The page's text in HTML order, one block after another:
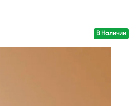
В Наличии